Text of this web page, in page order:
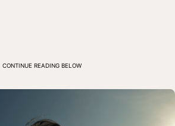
CONTINUE READING BELOW